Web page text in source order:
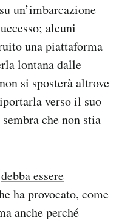
un’imbarcazione
alcuni
una piattaforma
lontana dalle
si sposterà altrove
verso il suo
che non stia
debba essere
ha provocato, come
anche perché